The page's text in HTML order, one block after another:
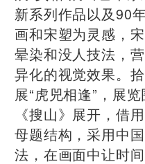
新系列作品以及90
画和宋塑为灵感，
晕染和没⼈技法，
异化的视觉效果。
展“虎兕相逢”，展
《搜山》展开，借
母题结构，采用中
法，在画面中让时